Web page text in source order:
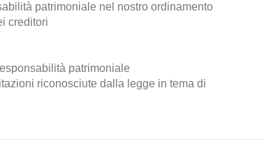
patrimoniale nel nostro ordinamento
creditori
patrimoniale
riconosciute dalla legge in tema di